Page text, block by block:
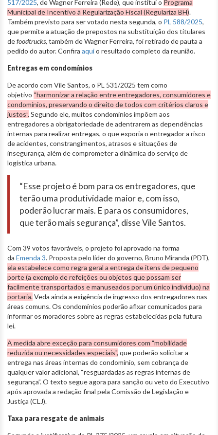
517/2025, de Wagner Ferreira (Rede), que institui o Programa
Municipal de Incentivo à Regularização Fiscal (Regulariza BH).
Também previsto para ser votado nesta segunda, o PL 588/2025,
que permite a atuação de prepostos na substituição dos titulares
defoodtrucks, também de Wagner Ferreira, foi retirado de pauta a
pedido do autor. Confira aquio resultado completo da reunião.
Entregas em condomínios
De acordo com Vile Santos, o PL 531/2025 tem como
objetivo “harmonizar a relação entre entregadores, consumidores e
condomínios, preservando o direito de todos com critérios claros e
justos”.Segundo ele, muitos condomínios impõem aos
entregadores a obrigatoriedade de adentrarem as dependências
internas para realizar entregas, o que exporia o entregador a risco
de acidentes, constrangimentos, atrasos e situações de
insegurança, além de comprometer a dinâmica do serviço de
logística urbana.
“Esse projeto é bom para os entregadores, que
terão uma produtividade maior e, com isso,
poderão lucrar mais. E para os consumidores,
que terão mais segurança”, disse Vile Santos.
Com 39 votos favoráveis, o projeto foi aprovado na forma
da Emenda 3. Proposta pelo líder do governo, Bruno Miranda (PDT),
ela estabelece como regra geral a entrega de itens de pequeno
porte (a exemplo de refeições ou objetos que possam ser
facilmente transportados e manuseados por um único indivíduo) na
portaria.Veda ainda a exigência de ingresso dos entregadores nas
áreas comuns. Os condomínios poderão afixar comunicados para
informar os moradores sobre as regras estabelecidas pela futura
lei.
A medida abre exceção para consumidores com "mobilidade
reduzida ou necessidades especiais", que poderão solicitar a
entrega nas áreas internas do condomínio, sem cobrança de
qualquer valor adicional, “resguardadas as regras internas de
segurança”. O texto segue agora para sanção ou veto do Executivo
após aprovada a redação final pela Comissão de Legislação e
Justiça (CLJ).
Taxa para resgate de animais